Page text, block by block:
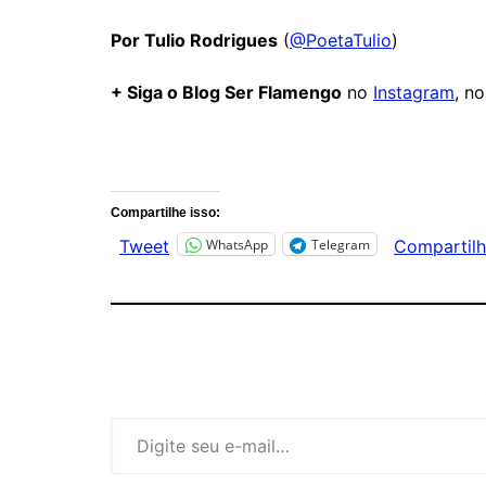
Por Tulio Rodrigues (@PoetaTulio)
+ Siga o Blog Ser Flamengo no Instagram, no
Compartilhe isso:
Tweet WhatsApp Telegram